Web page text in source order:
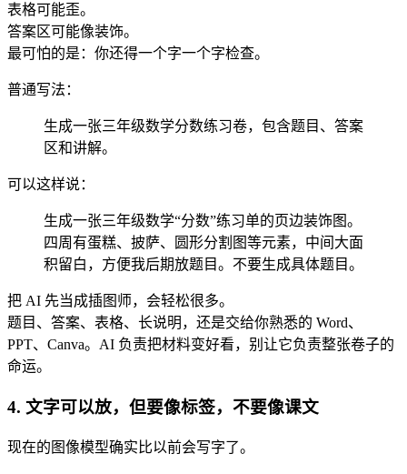
表格可能歪。
答案区可能像装饰。
最可怕的是：你还得一个字一个字检查。
普通写法：
生成一张三年级数学分数练习卷，包含题目、答案
区和讲解。
可以这样说：
生成一张三年级数学“分数”练习单的页边装饰图。
四周有蛋糕、披萨、圆形分割图等元素，中间大面
积留白，方便我后期放题目。不要生成具体题目。
把 AI 先当成插图师，会轻松很多。
题目、答案、表格、长说明，还是交给你熟悉的 Word、
PPT、Canva。AI 负责把材料变好看，别让它负责整张卷子的
命运。
4. 文字可以放，但要像标签，不要像课文
现在的图像模型确实比以前会写字了。